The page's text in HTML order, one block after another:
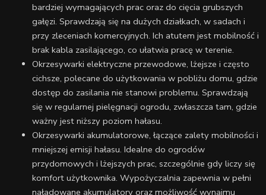
bardziej wymagających prac oraz do cięcia grubszych
gałęzi. Sprawdzają się na dużych działkach, w sadach i
przy zleceniach komercyjnych. Ich atutem jest mobilność i
brak kabla zasilającego, co ułatwia pracę w terenie.
Okrzesywarki elektryczne przewodowe, lżejsze i często
cichsze, polecane do użytkowania w pobliżu domu, gdzie
dostęp do zasilania nie stanowi problemu. Sprawdzają
się w regularnej pielęgnacji ogrodu, zwłaszcza tam, gdzie
ważny jest niższy poziom hałasu.
Okrzesywarki akumulatorowe, łączące zalety mobilności i
mniejszej emisji hałasu. Idealne do ogrodów
przydomowych i lżejszych prac, szczególnie gdy liczy się
komfort użytkownika. Wypożyczalnia zapewnia w pełni
naładowane akumulatory oraz możliwość wynajmu